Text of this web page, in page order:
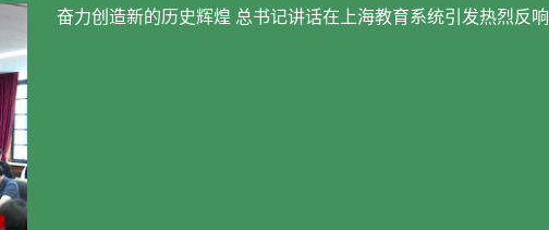
奋力创造新的历史辉煌 总书记讲话在上海教育系统引发热烈反响